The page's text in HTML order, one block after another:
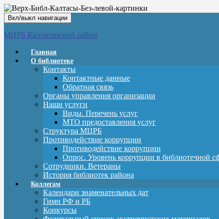
Вкл/выкл навигации
МЦРБ Калтасинский район
Главная
О библиотеке
Контакты
Контактные данные
Обратная связь
Органы управления организации
Наши услуги
Виды. Перечень услуг
МТО предоставления услуг
Структура МЦРБ
Противодействие коррупции
Противодействие коррупции
Опрос. Уровень коррупции в библиотечной
Сотрудники. Ветераны
История библиотек района
Коллегам
Календари знаменательных дат
Гимн РФ и РБ
Конкурсы